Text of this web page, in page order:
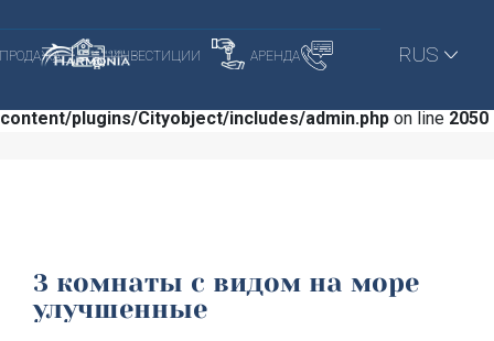
ПРОДАЖА ИНВЕСТИЦИИ АРЕНДА RUS
Warning
: Trying to access array offset on null in
/home/u757835421/domains/harmonia-
content/plugins/Cityobject/includes/admin.php on line 2050
3 комнаты с видом на море
улучшенные